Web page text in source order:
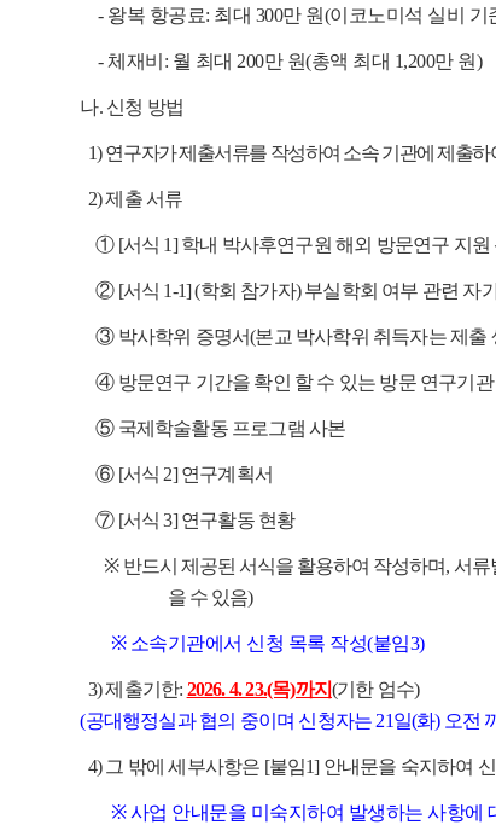
- 왕복 항공료: 최대 300만 원(이코노미석 실비 기
- 체재비: 월 최대 200만 원(총액 최대 1,200만 원)
나. 신청 방법
1)연구자가 제출서류를 작성하여 소속 기관에 제출하
2) 제출 서류
① [서식 1] 학내 박사후연구원 해외 방문연구 지원
② [서식 1-1] (학회 참가자) 부실학회 여부 관련 자
③ 박사학위 증명서(본교 박사학위 취득자는 제출
④ 방문연구 기간을 확인 할 수 있는 방문 연구기관
⑤ 국제학술활동 프로그램 사본
⑥ [서식 2] 연구계획서
⑦ [서식 3] 연구활동 현황
※ 반드시 제공된 서식을 활용하여 작성하며, 서
을 수 있음)
※ 소속기관에서 신청 목록 작성(붙임3)
3) 제출기한: 2026. 4. 23.(목)까지 (기한 엄수)
(공대행정실과 협의 중이며 신청자는 21일(화) 오전
4) 그 밖에 세부사항은 [붙임1] 안내문을 숙지하여
※ 사업 안내문을 미숙지하여 발생하는 사항에